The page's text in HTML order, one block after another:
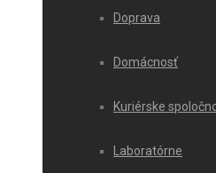
Doprava
Domácnosť
Kuriérske
Laboratórne